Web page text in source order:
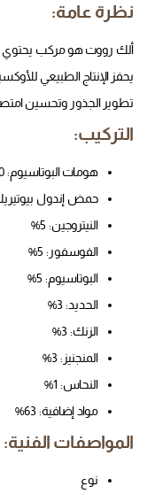
نظرة عامة:
ألك رووت هو مركب يحتوي
يحفز الإنتاج الطبيعي
تطوير الجذور وتحسين
التركيب:
هومات البوتاسيوم: 10%
حمض إندول بيوتيريك:
النيتروجين: 5%
الفوسفور: 5%
البوتاسيوم: 5%
الحديد: 3%
الزنك: 3%
المنجنيز: 3%
النحاس: 1%
مواد إضافية: 63%
المواصفات الفنية:
نوع